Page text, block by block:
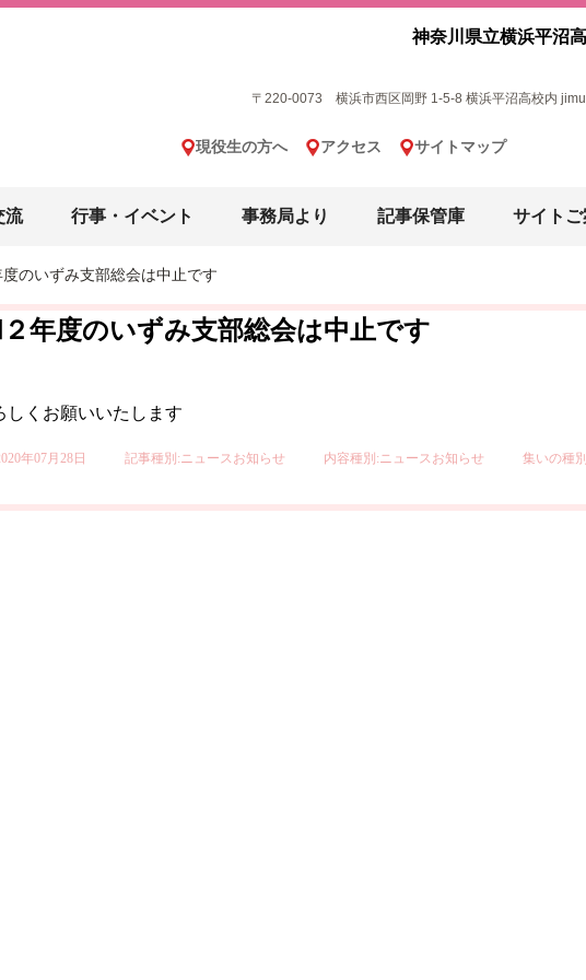
神奈川県立横浜平沼
〒220-0073 横浜市西区岡野 1-5-8 横浜平沼高校内
現役生の方へ アクセス サイトマップ
流 行事・イベント 事務局より 記事保管庫 サイトご
のいずみ支部総会は中止です
年度のいずみ支部総会は中止です
しくお願いいたします
年07月28日 記事種別:ニュースお知らせ 内容種別:ニュースお知らせ 集いの種